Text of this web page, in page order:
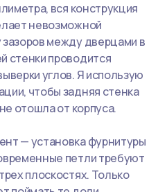
вся конструкция
невозможной
между дверцами в
стенки проводится
углов. Я использую
чтобы задняя стенка
отошла от корпуса.
— установка фурнитуры
петли требуют
плоскостях. Только